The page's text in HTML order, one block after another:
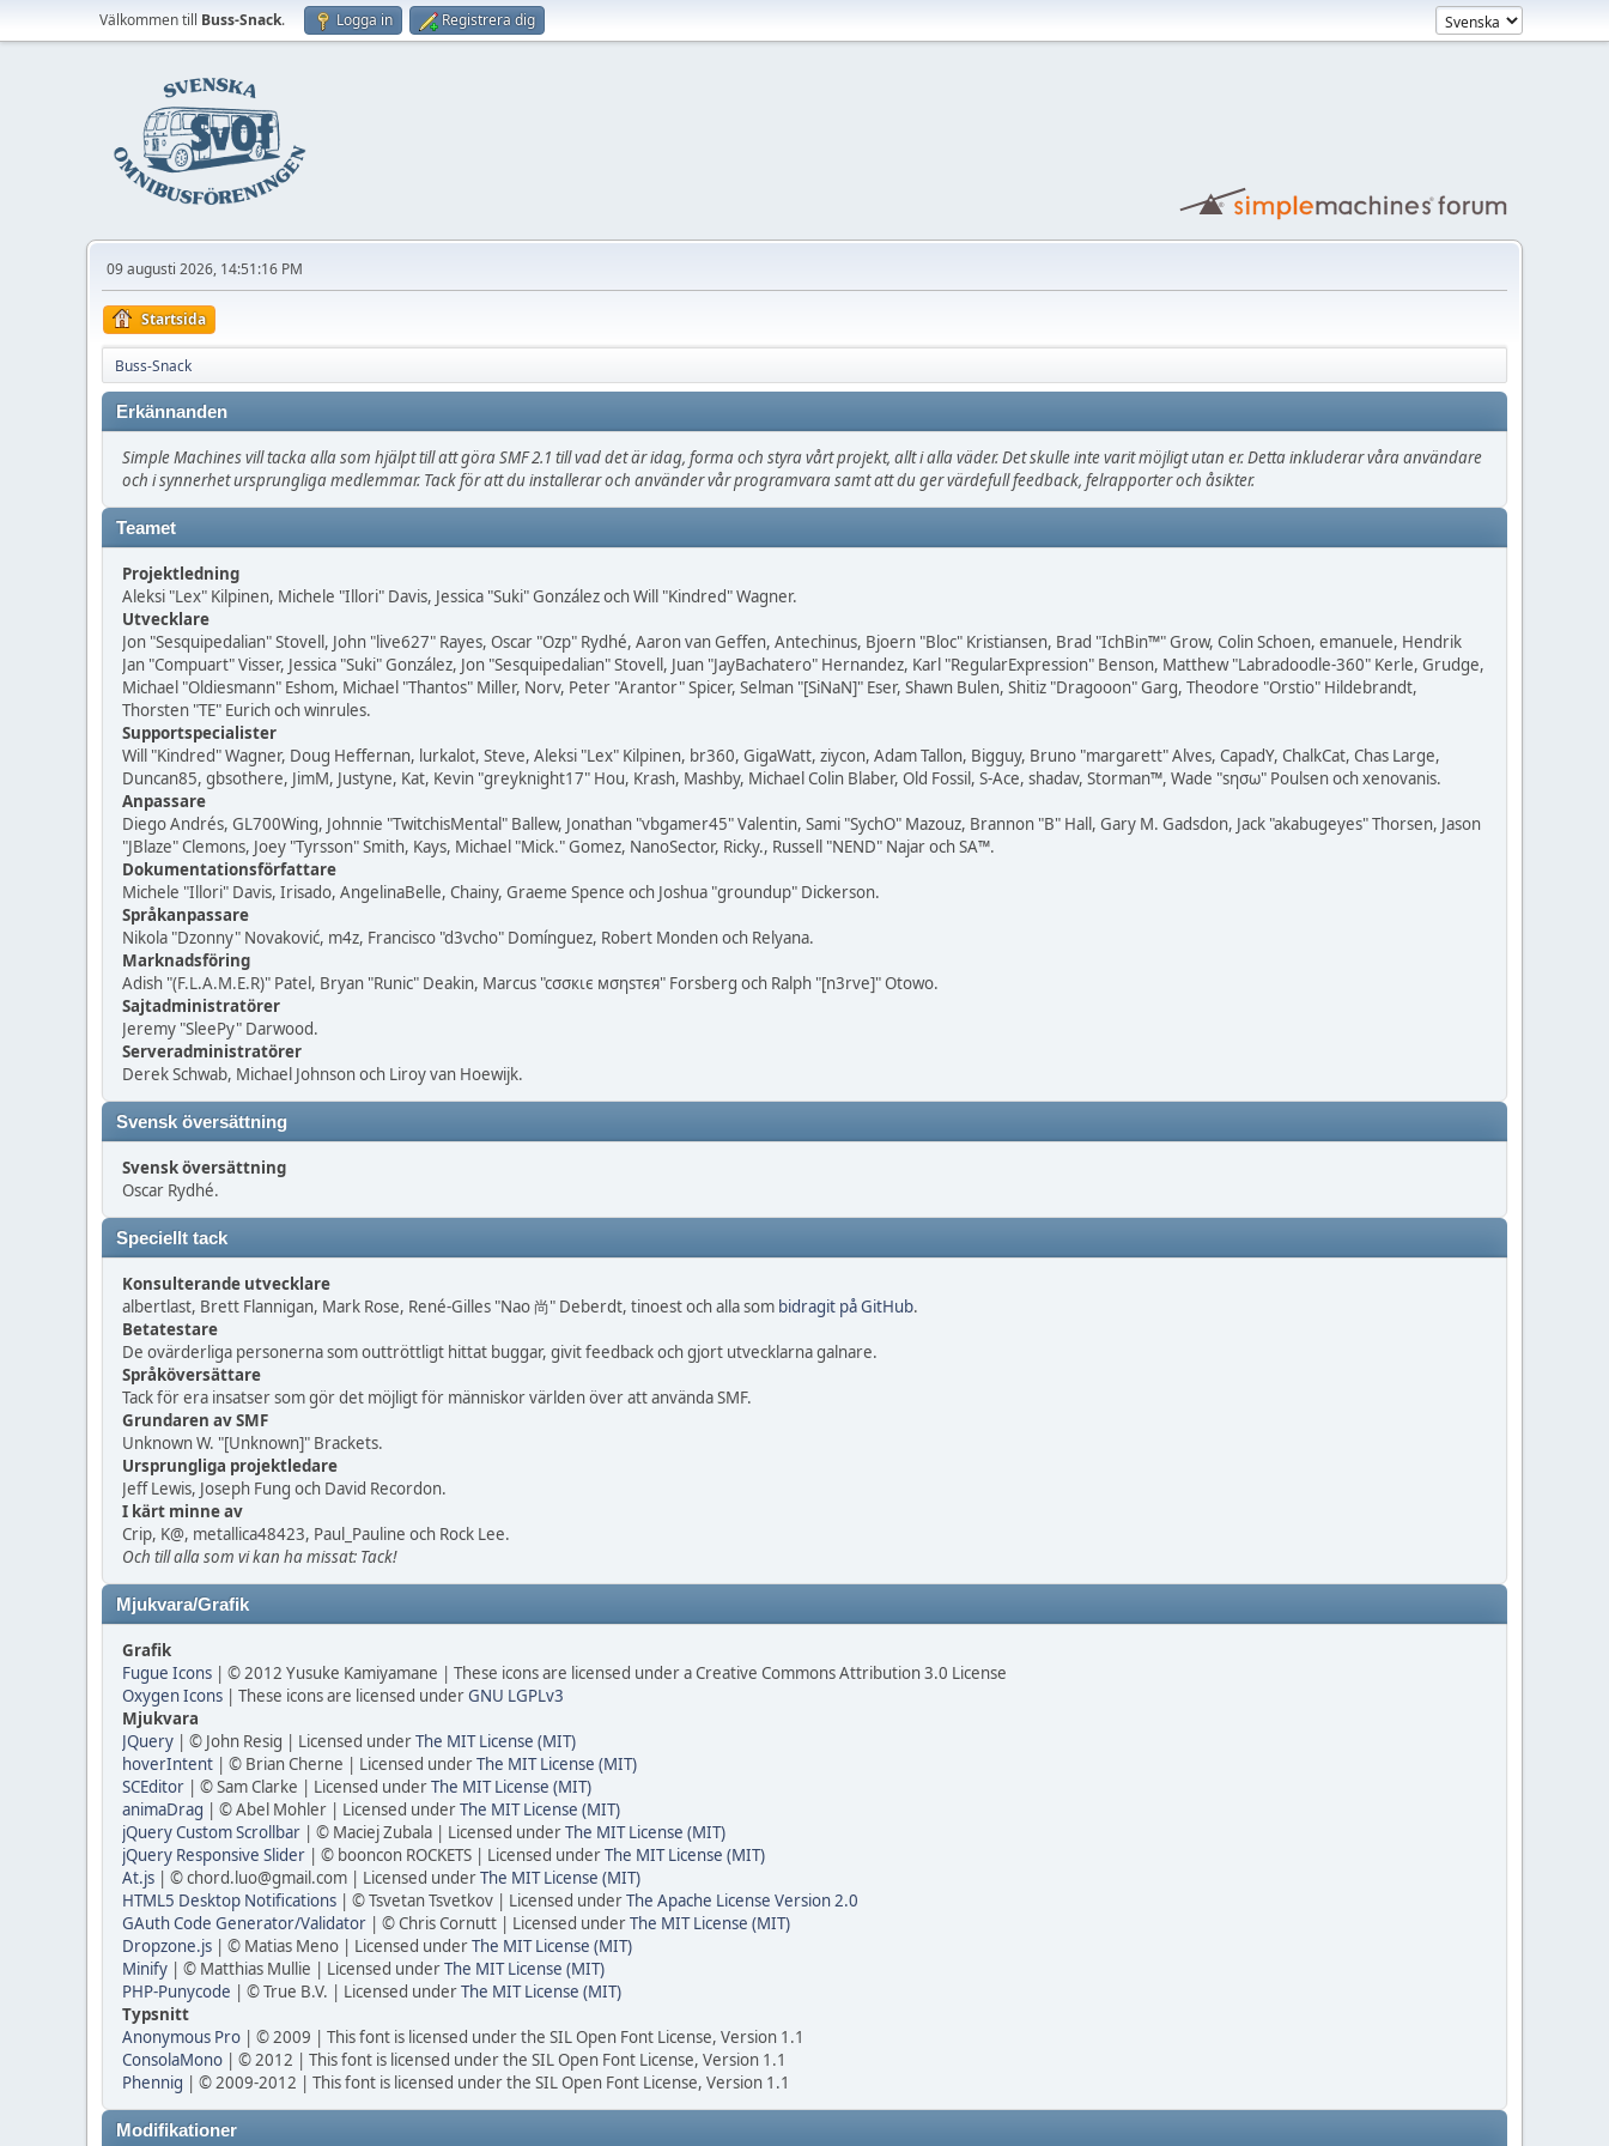
Välkommen till Buss-Snack. Logga in Registrera dig
09 augusti 2026, 14:51:16 PM
Startsida
Buss-Snack
Erkännanden
Simple Machines vill tacka alla som hjälpt till att göra SMF 2.1 till vad det är idag, forma och styra vårt projekt, allt i alla väder. Det skulle inte varit möjligt utan er. Detta inkluderar våra användare
och i synnerhet ursprungliga medlemmar. Tack för att du installerar och använder vår programvara samt att du ger värdefull feedback, felrapporter och åsikter.
Teamet
Projektledning
Aleksi "Lex" Kilpinen, Michele "Illori" Davis, Jessica "Suki" González och Will "Kindred" Wagner.
Utvecklare
Jon "Sesquipedalian" Stovell, John "live627" Rayes, Oscar "Ozp" Rydhé, Aaron van Geffen, Antechinus, Bjoern "Bloc" Kristiansen, Brad "IchBin™" Grow, Colin Schoen, emanuele, Hendrik
Jan "Compuart" Visser, Jessica "Suki" González, Jon "Sesquipedalian" Stovell, Juan "JayBachatero" Hernandez, Karl "RegularExpression" Benson, Matthew "Labradoodle-360" Kerle, Grudge,
Michael "Oldiesmann" Eshom, Michael "Thantos" Miller, Norv, Peter "Arantor" Spicer, Selman "[SiNaN]" Eser, Shawn Bulen, Shitiz "Dragooon" Garg, Theodore "Orstio" Hildebrandt,
Thorsten "TE" Eurich och winrules.
Supportspecialister
Will "Kindred" Wagner, Doug Heffernan, lurkalot, Steve, Aleksi "Lex" Kilpinen, br360, GigaWatt, ziycon, Adam Tallon, Bigguy, Bruno "margarett" Alves, CapadY, ChalkCat, Chas Large,
Duncan85, gbsothere, JimM, Justyne, Kat, Kevin "greyknight17" Hou, Krash, Mashby, Michael Colin Blaber, Old Fossil, S-Ace, shadav, Storman™, Wade "sησω" Poulsen och xenovanis.
Anpassare
Diego Andrés, GL700Wing, Johnnie "TwitchisMental" Ballew, Jonathan "vbgamer45" Valentin, Sami "SychO" Mazouz, Brannon "B" Hall, Gary M. Gadsdon, Jack "akabugeyes" Thorsen, Jason
"JBlaze" Clemons, Joey "Tyrsson" Smith, Kays, Michael "Mick." Gomez, NanoSector, Ricky., Russell "NEND" Najar och SA™.
Dokumentationsförfattare
Michele "Illori" Davis, Irisado, AngelinaBelle, Chainy, Graeme Spence och Joshua "groundup" Dickerson.
Språkanpassare
Nikola "Dzonny" Novaković, m4z, Francisco "d3vcho" Domínguez, Robert Monden och Relyana.
Marknadsföring
Adish "(F.L.A.M.E.R)" Patel, Bryan "Runic" Deakin, Marcus "cσσкιє мσηѕтєя" Forsberg och Ralph "[n3rve]" Otowo.
Sajtadministratörer
Jeremy "SleePy" Darwood.
Serveradministratörer
Derek Schwab, Michael Johnson och Liroy van Hoewijk.
Svensk översättning
Svensk översättning
Oscar Rydhé.
Speciellt tack
Konsulterande utvecklare
albertlast, Brett Flannigan, Mark Rose, René-Gilles "Nao 尚" Deberdt, tinoest och alla som bidragit på GitHub.
Betatestare
De ovärderliga personerna som outtröttligt hittat buggar, givit feedback och gjort utvecklarna galnare.
Språköversättare
Tack för era insatser som gör det möjligt för människor världen över att använda SMF.
Grundaren av SMF
Unknown W. "[Unknown]" Brackets.
Ursprungliga projektledare
Jeff Lewis, Joseph Fung och David Recordon.
I kärt minne av
Crip, K@, metallica48423, Paul_Pauline och Rock Lee.
Och till alla som vi kan ha missat: Tack!
Mjukvara/Grafik
Grafik
Fugue Icons | © 2012 Yusuke Kamiyamane | These icons are licensed under a Creative Commons Attribution 3.0 License
Oxygen Icons | These icons are licensed underGNU LGPLv3
Mjukvara
JQuery | © John Resig | Licensed underThe MIT License (MIT)
hoverIntent | © Brian Cherne | Licensed underThe MIT License (MIT)
SCEditor | © Sam Clarke | Licensed underThe MIT License (MIT)
animaDrag | © Abel Mohler | Licensed underThe MIT License (MIT)
jQuery Custom Scrollbar | © Maciej Zubala | Licensed underThe MIT License (MIT)
jQuery Responsive Slider | © booncon ROCKETS | Licensed underThe MIT License (MIT)
At.js | © chord.luo@gmail.com | Licensed underThe MIT License (MIT)
HTML5 Desktop Notifications | © Tsvetan Tsvetkov | Licensed underThe Apache License Version 2.0
GAuth Code Generator/Validator | © Chris Cornutt | Licensed underThe MIT License (MIT)
Dropzone.js | © Matias Meno | Licensed underThe MIT License (MIT)
Minify | © Matthias Mullie | Licensed underThe MIT License (MIT)
PHP-Punycode | © True B.V. | Licensed underThe MIT License (MIT)
Typsnitt
Anonymous Pro | © 2009 | This font is licensed under the SIL Open Font License, Version 1.1
ConsolaMono | © 2012 | This font is licensed under the SIL Open Font License, Version 1.1
Phennig | © 2009-2012 | This font is licensed under the SIL Open Font License, Version 1.1
Modifikationer